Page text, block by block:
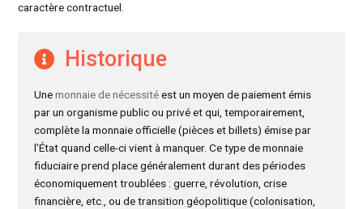
caractère contractuel.
Historique
Unemonnaie de nécessitéest un moyen de paiement émis
par un organisme public ou privé et qui, temporairement,
complète la monnaie officielle (pièces et billets) émise par
l’État quand celle-ci vient à manquer. Ce type de monnaie
fiduciaire prend place généralement durant des périodes
économiquement troublées : guerre, révolution, crise
financière, etc., ou de transition géopolitique (colonisation,